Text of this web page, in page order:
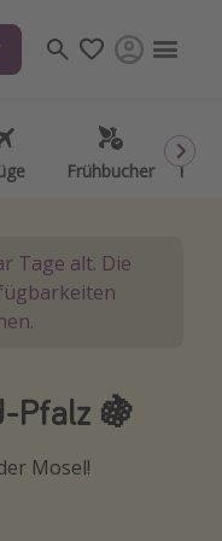
Frühbucher
Frühbucher
Tage alt. Die
Pfalz 🍇
Mosel!